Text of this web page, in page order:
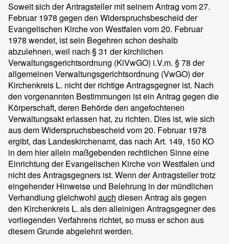
Soweit sich der Antragsteller mit seinem Antrag vom 27.
Februar 1978 gegen den Widerspruchsbescheid der
Evangelischen Kirche von Westfalen vom 20. Februar
1978 wendet, ist sein Begehren schon deshalb
abzulehnen, weil nach § 31 der kirchlichen
Verwaltungsgerichtsordnung (KiVwGO) i.V.m. § 78 der
allgemeinen Verwaltungsgerichtsordnung (VwGO) der
Kirchenkreis L. nicht der richtige Antragsgegner ist. Nach
den vorgenannten Bestimmungen ist ein Antrag gegen die
Körperschaft, deren Behörde den angefochtenen
Verwaltungsakt erlassen hat, zu richten. Dies ist, wie sich
aus dem Widerspruchsbescheid vom 20. Februar 1978
ergibt, das Landeskirchenamt, das nach Art. 149, 150 KO
in dem hier allein maßgebenden rechtlichen Sinne eine
Einrichtung der Evangelischen Kirche von Westfalen und
nicht des Antragsgegners ist. Wenn der Antragsteller trotz
eingehender Hinweise und Belehrung in der mündlichen
Verhandlung gleichwohl auch diesen Antrag als gegen
den Kirchenkreis L. als den alleinigen Antragsgegner des
vorliegenden Verfahrens richtet, so muss er schon aus
diesem Grunde abgelehnt werden.